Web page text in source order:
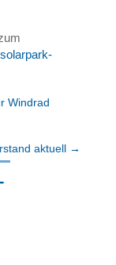
Windrad
aktuell →